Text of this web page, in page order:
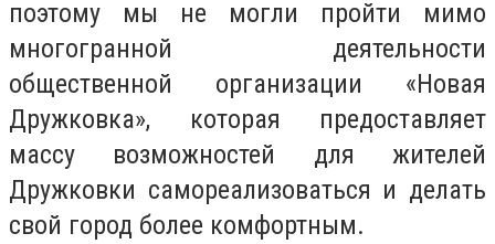
поэтому мы не могли пройти мимо
многогранной деятельности
общественной организации «Новая
Дружковка», которая предоставляет
массу возможностей для жителей
Дружковки самореализоваться и делать
свой город более комфортным.